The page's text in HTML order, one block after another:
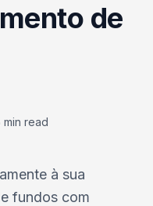
de
min read
à sua
fundos com